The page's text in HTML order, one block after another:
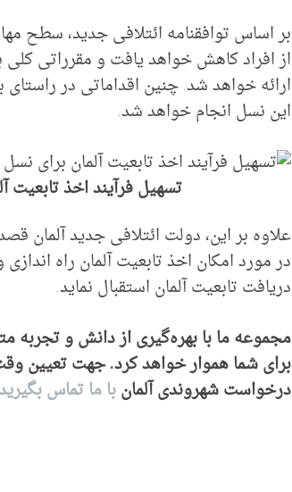
بر اساس توافقنامه ائتلافی جدید، سطح
از افراد کاهش خواهد یافت و مقرراتی کلی
ارائه خواهد شد. چنین اقداماتی در
این نسل انجام خواهد شد.
تسهیل فرآیند اخذ تابعیت
علاوه بر این، دولت ائتلافی جدید آلمان
در مورد امکان اخذ تابعیت آلمان راه
دریافت تابعیت آلمان استقبال نماید.
مجموعه ما با بهره‌گیری از دانش و تجربه
برای شما هموار خواهد کرد. جهت تعیین
درخواست شهروندی آلمانبا ما تماس